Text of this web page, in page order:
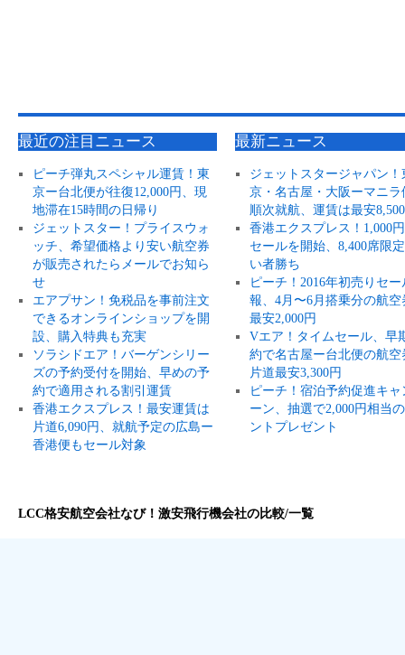
最近の注目ニュース
ピーチ弾丸スペシャル運賃！東
京ー台北便が往復12,000円、現
地滞在15時間の日帰り
ジェットスター！プライスウォ
ッチ、希望価格より安い航空券
が販売されたらメールでお知ら
せ
エアプサン！免税品を事前注文
できるオンラインショップを開
設、購入特典も充実
ソラシドエア！バーゲンシリー
ズの予約受付を開始、早めの予
約で適用される割引運賃
香港エクスプレス！最安運賃は
片道6,090円、就航予定の広島ー
香港便もセール対象
最新ニュース
ジェットスタージャパン！
京・名古屋・大阪ーマニラ
順次就航、運賃は最安
香港エクスプレス！1,000
セールを開始、8,400席限
い者勝ち
ピーチ！2016年初売りセー
報、4月〜6月搭乗分の航空
最安2,000円
Vエア！タイムセール、早
約で名古屋ー台北便の航空
片道最安3,300円
ピーチ！宿泊予約促進キャ
ーン、抽選で2,000円相当
ントプレゼント
LCC格安航空会社なび！激安飛行機会社の比較/一覧